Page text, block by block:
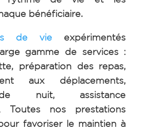
bénéficiaire.
de vie expérimentés
gamme de services :
préparation des repas,
aux déplacements,
nuit, assistance
Toutes nos prestations
favoriser le maintien à